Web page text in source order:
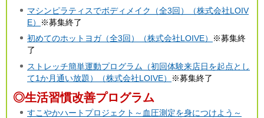
マシンピラティスでボディメイク（全3回）（株式会社LOIV
E）
※募集終了
初めてのホットヨガ（全3回）（株式会社LOIVE）
※募集終
了
ストレッチ簡単運動プログラム（初回体験来店日を起点とし
て1か月通い放題）（株式会社LOIVE）
※募集終了
◎生活習慣改善プログラム
すこやかハートプロジェクト～血圧測定を身につけよう～